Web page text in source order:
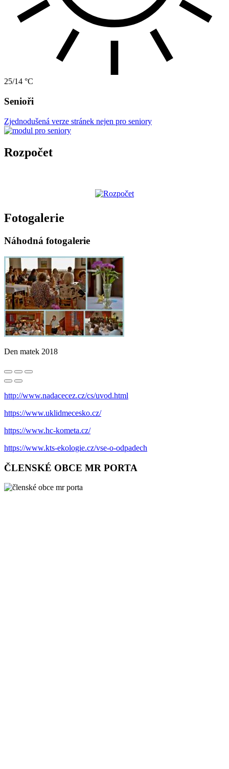
25/14 °C
Senioři
Zjednodušená verze stránek nejen pro seniory
Rozpočet
Fotogalerie
Náhodná fotogalerie
Den matek 2018
http://www.nadacecez.cz/cs/uvod.html
https://www.uklidmecesko.cz/
https://www.hc-kometa.cz/
https://www.kts-ekologie.cz/vse-o-odpadech
ČLENSKÉ OBCE MR PORTA